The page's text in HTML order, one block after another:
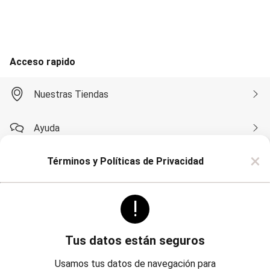
Blazers
Algodón
Deportivo
Playa
Sarga
Manga Corta
Chaquetas
Acceso rapido
Nuestras Tiendas
Ayuda
Compra por WhatsApp
Términos y Políticas de Privacidad ×
!
Tus datos están seguros
Usamos tus datos de navegación para